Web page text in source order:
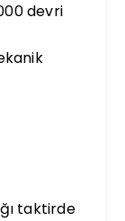
devri
taktirde